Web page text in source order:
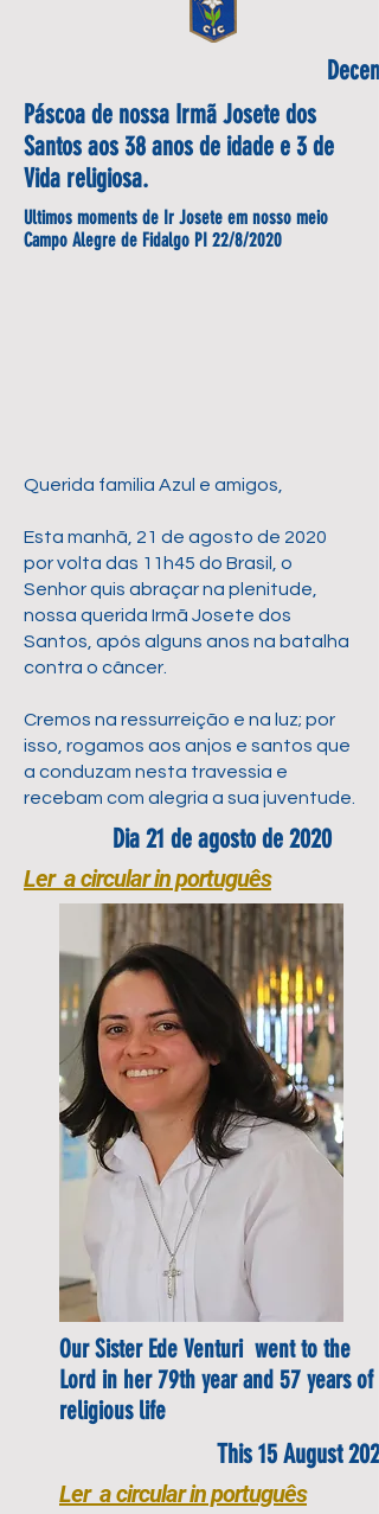
Páscoa de nossa Irmã Josete dos
Santos aos 38 anos de idade e 3 de
Vida religiosa.
Ultimos moments de Ir Josete em nosso meio
Campo Alegre de Fidalgo PI 22/8/2020
Querida familia Azul e amigos,
Esta manhã, 21 de agosto de 2020
por volta das 11h45 do Brasil, o
Senhor quis abraçar na plenitude,
nossa querida Irmã Josete dos
Santos, após alguns anos na batalha
contra o câncer.
Cremos na ressurreição e na luz; por
isso, rogamos aos anjos e santos que
a conduzam nesta travessia e
recebam com alegria a sua juventude.
Dia 21 de agosto de 2020
Ler a circular in português
Our Sister Ede Venturi went to the
Lord in her 79th year and 57 years of
religious life
This 15 August 2020
Ler a circular in português